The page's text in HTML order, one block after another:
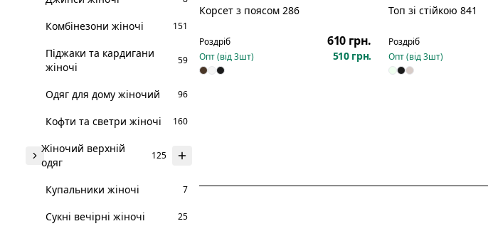
Комбінезони жіночі 151
Піджаки та кардигани
жіночі
59
Одяг для дому жіночий 96
Кофти та светри жіночі 160
Жіночий верхній
одяг
125
Купальники жіночі 7
Сукні вечірні жіночі 25
Корсет з поясом 286
Роздріб 610 грн.
Опт (від3шт) 510 грн.
Топ зі стійкою 841
Роздріб
Опт (від3шт)